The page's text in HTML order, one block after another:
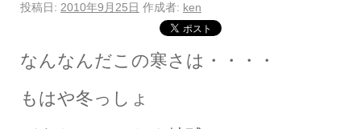
投稿日: 2010年9月25日 作成者: ken
なんなんだこの寒さは・・・・
もはや冬っしょ